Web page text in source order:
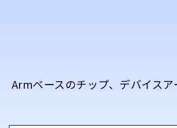
Armベースのチップ、デバイス